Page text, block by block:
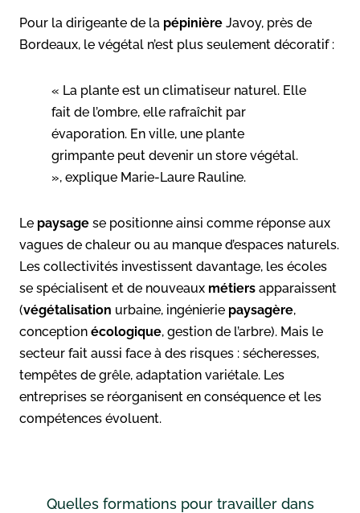
Pour la dirigeante de la pépinière Javoy, près de
Bordeaux, le végétal n’est plus seulement décoratif :
« La plante est un climatiseur naturel. Elle
fait de l’ombre, elle rafraîchit par
évaporation. En ville, une plante
grimpante peut devenir un store végétal.
», explique Marie-Laure Rauline.
Le paysage se positionne ainsi comme réponse aux
vagues de chaleur ou au manque d’espaces naturels.
Les collectivités investissent davantage, les écoles
se spécialisent et de nouveaux métiers apparaissent
(végétalisation urbaine, ingénierie paysagère,
conception écologique, gestion de l’arbre). Mais le
secteur fait aussi face à des risques : sécheresses,
tempêtes de grêle, adaptation variétale. Les
entreprises se réorganisent en conséquence et les
compétences évoluent.
Quelles formations pour travailler dans